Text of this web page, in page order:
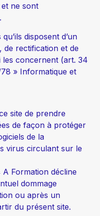
ne sont
disposent d’un
de rectification et de
les concernent (art. 34
» Informatique et
site de prendre
de façon à protéger
de la
virus circulant sur le
Formation décline
dommage
ou après un
du présent site.